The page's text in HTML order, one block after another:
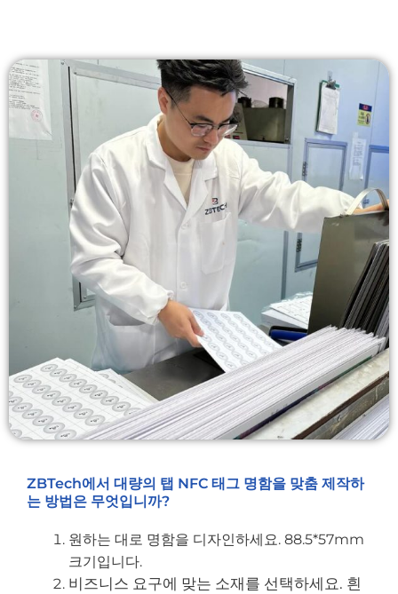
ZBTech에서 대량의 탭 NFC 태그 명함을 맞춤 제작하
는 방법은 무엇입니까?
원하는 대로 명함을 디자인하세요. 88.5*57mm
크기입니다.
비즈니스 요구에 맞는 소재를 선택하세요. 흰